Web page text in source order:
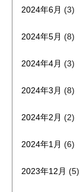
2024年6月 (3)
2024年5月 (8)
2024年4月 (3)
2024年3月 (8)
2024年2月 (2)
2024年1月 (6)
2023年12月 (5)